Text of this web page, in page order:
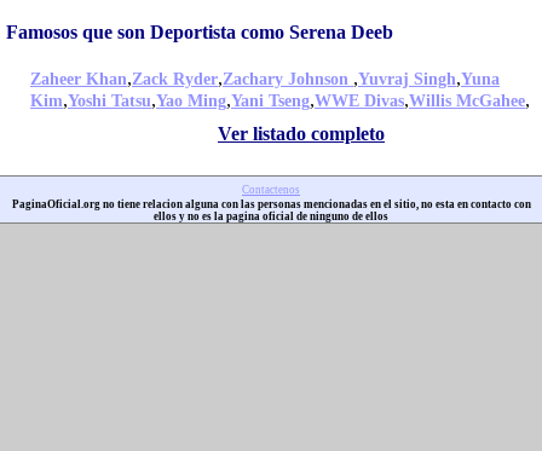
Famosos que son Deportista como Serena Deeb
Zaheer Khan,Zack Ryder,Zachary Johnson ,Yuvraj Singh,Yuna
Kim,Yoshi Tatsu,Yao Ming,Yani Tseng,WWE Divas,Willis McGahee,
Ver listado completo
Contactenos
PaginaOficial.org no tiene relacion alguna con las personas mencionadas en el sitio, no esta en contacto con
ellos y no es la pagina oficial de ninguno de ellos